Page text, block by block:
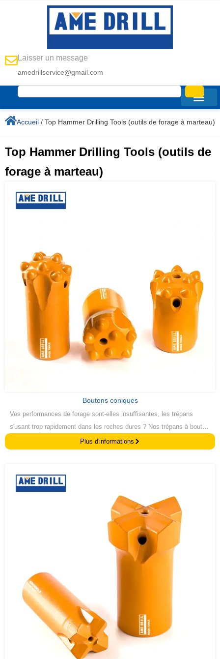
Laisser un message
amedrillservice@gmail.com
Accueil / Top Hammer Drilling Tools (outils de forage à marteau)
Top Hammer Drilling Tools (outils de
forage à marteau)
Boutons coniques
Vos performances de forage sont-elles insuffisantes, les trépans
s'usant trop rapidement dans les roches dures ? Nos trépans à bouton
conique sont dotés de caractéristiques qui font que les carbures de
tungstène sont pressés à chaud dans les jupes, ce qui garantit une
considérablement prolongée, même dans les conditions les plus
abrasives. Obtenez une pénétration supérieure et une durabilité
durable pour tous vos besoins de forage.
Plus d'informations